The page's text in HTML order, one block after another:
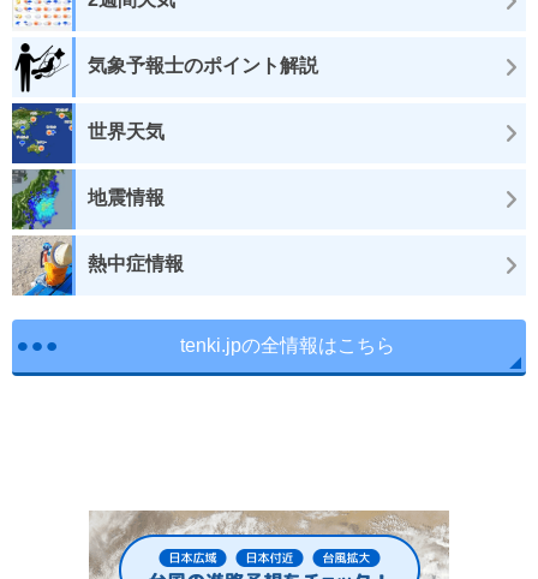
気象予報士のポイント解説
世界天気
地震情報
熱中症情報
tenki.jpの全情報はこちら